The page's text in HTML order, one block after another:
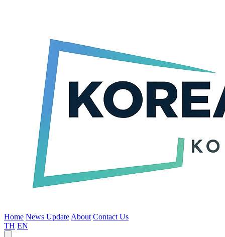
Home News Update About Contact Us
TH EN